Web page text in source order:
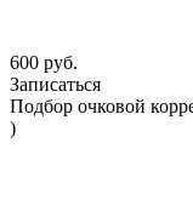
600 руб.
Записаться
Подбор очковой
)